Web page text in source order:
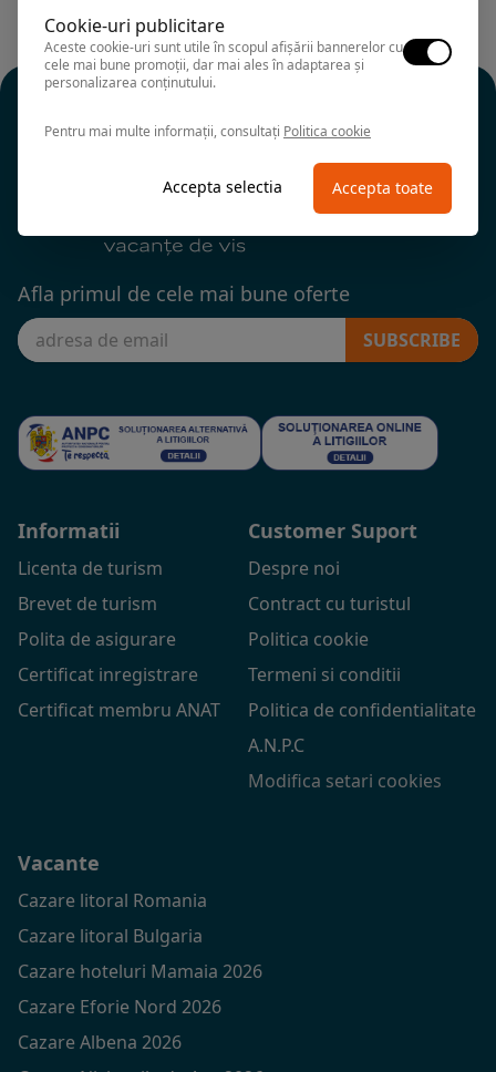
Afla primul de cele mai bune oferte
SUBSCRIBE
Informatii
Licenta de turism
Brevet de turism
Polita de asigurare
Certificat inregistrare
Certificat membru ANAT
Customer Suport
Despre noi
Contract cu turistul
Politica cookie
Termeni si conditii
Politica de confidentialitate
A.N.P.C
Modifica setari cookies
Vacante
Cazare litoral Romania
Cazare litoral Bulgaria
Cazare hoteluri Mamaia 2026
Cazare Eforie Nord 2026
Cazare Albena 2026
Cookie-uri publicitare
Aceste cookie-uri sunt utile în scopul afișării bannerelor cu
cele mai bune promoții, dar mai ales în adaptarea și
personalizarea conținutului.
Pentru mai multe informații, consultați Politica cookie
Accepta selectia Accepta toate